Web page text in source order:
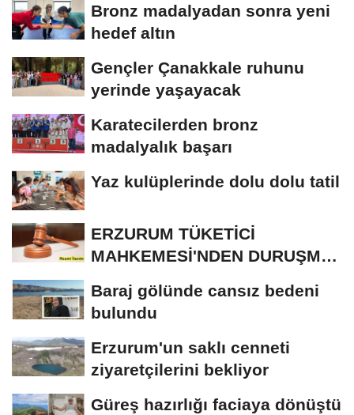
Bronz madalyadan sonra yeni
hedef altın
Gençler Çanakkale ruhunu
yerinde yaşayacak
Karatecilerden bronz
madalyalık başarı
Yaz kulüplerinde dolu dolu tatil
ERZURUM TÜKETİCİ
MAHKEMESİ'NDEN DURUŞMA
Baraj gölünde cansız bedeni
bulundu
Erzurum'un saklı cenneti
ziyaretçilerini bekliyor
Güreş hazırlığı faciaya dönüştü